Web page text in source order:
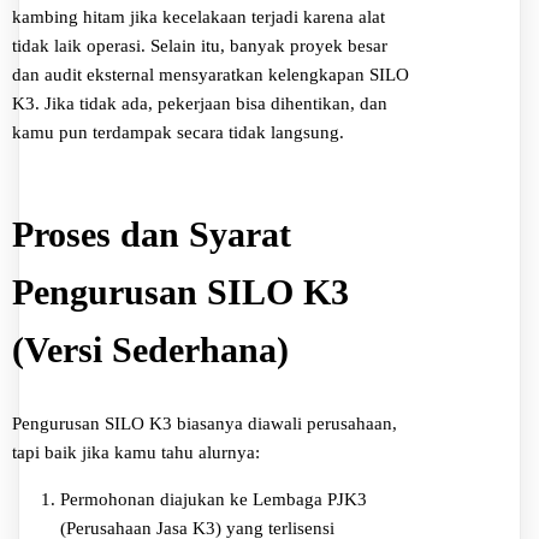
kambing hitam jika kecelakaan terjadi karena alat
tidak laik operasi. Selain itu, banyak proyek besar
dan audit eksternal mensyaratkan kelengkapan SILO
K3. Jika tidak ada, pekerjaan bisa dihentikan, dan
kamu pun terdampak secara tidak langsung.
Proses dan Syarat
Pengurusan SILO K3
(Versi Sederhana)
Pengurusan SILO K3 biasanya diawali perusahaan,
tapi baik jika kamu tahu alurnya:
Permohonan diajukan ke Lembaga PJK3
(Perusahaan Jasa K3) yang terlisensi